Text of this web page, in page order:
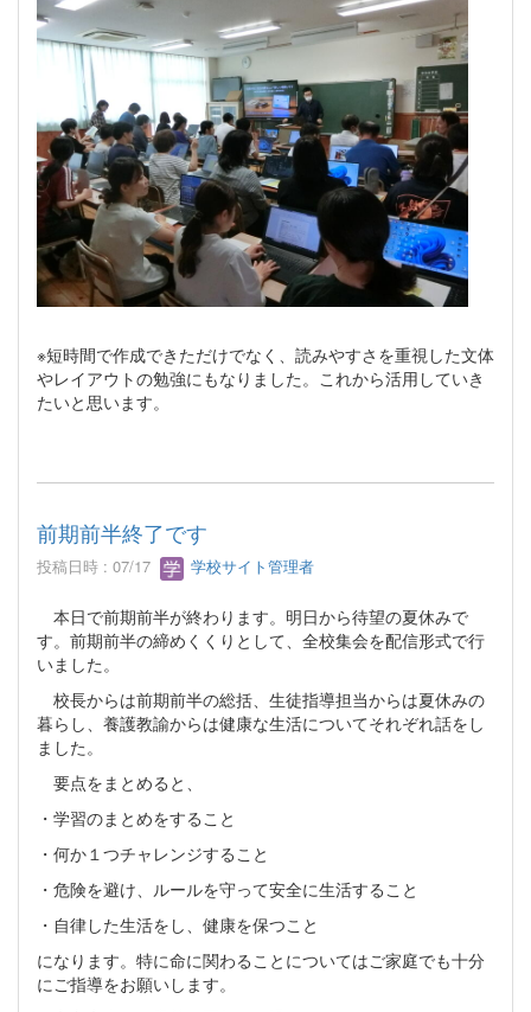
※短時間で作成できただけでなく、読みやすさを重視した文体
やレイアウトの勉強にもなりました。これから活用していき
たいと思います。
前期前半終了です
投稿日時 : 07/17 学校サイト管理者
本日で前期前半が終わります。明日から待望の夏休みで
す。前期前半の締めくくりとして、全校集会を配信形式で行
いました。
校長からは前期前半の総括、生徒指導担当からは夏休みの
暮らし、養護教諭からは健康な生活についてそれぞれ話をし
ました。
要点をまとめると、
・学習のまとめをすること
・何か１つチャレンジすること
・危険を避け、ルールを守って安全に生活すること
・自律した生活をし、健康を保つこと
になります。特に命に関わることについてはご家庭でも十分
にご指導をお願いします。